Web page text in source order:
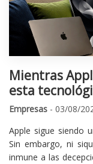
Mientras
esta
Empresas - 03/08/
Apple sigue siendo
Sin embargo, ni
inmune a las